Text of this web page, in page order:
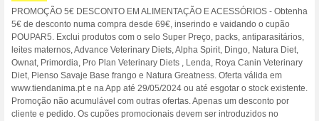
e validando o cupão
45€, inserindo e validando o
antiparasitários, Salvaje
Veterinary Diet e Snacks